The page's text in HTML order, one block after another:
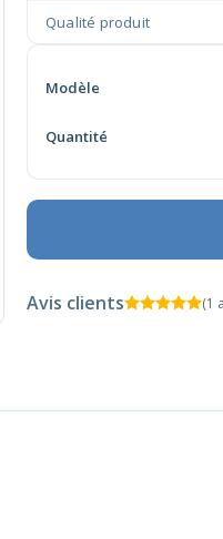
Qualité produit
Modèle
Quantité
Avis clients (1